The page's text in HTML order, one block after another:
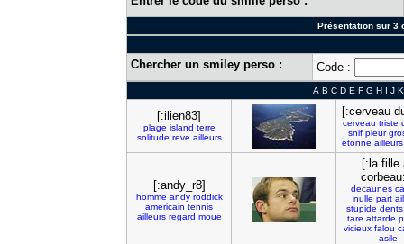
Présentation sur 3
Chercher un smiley perso : Code :
A B C D E F G H I J K
[:ilien83]
plage island terre
solitude reve ailleurs
[:cerveau
cerveau triste
snif pleur
etonne ailleurs
[:andy_r8]
homme andy roddick
americain tennis
ailleurs regard moue
[:la fille
decaunes
nulle part
stupide dents
tare attarde
vicieux falou
asile